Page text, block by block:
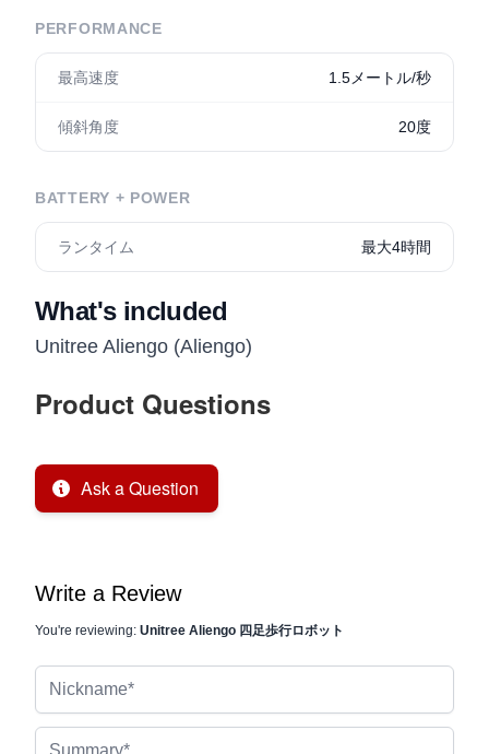
PERFORMANCE
最高速度 1.5メートル/秒
傾斜角度 20度
BATTERY + POWER
ランタイム 最大4時間
What's included
Unitree Aliengo (Aliengo)
Product Questions
Ask a Question
Write a Review
You're reviewing: Unitree Aliengo 四足歩行ロボット